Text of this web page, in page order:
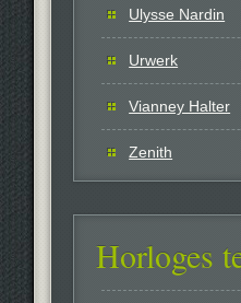
Ulysse Nardin
Urwerk
Vianney Halter
Zenith
Horloges